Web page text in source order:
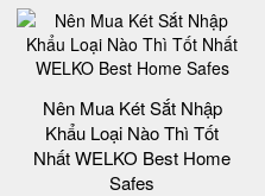
Nên Mua Két Sắt Nhập
Khẩu Loại Nào Thì Tốt
Nhất WELKO Best Home
Safes